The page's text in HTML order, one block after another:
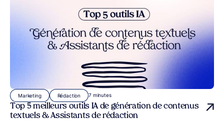
Marketing Rédaction 7 minutes
Top 5 meilleurs outils IA de génération de contenus
textuels & Assistants de rédaction